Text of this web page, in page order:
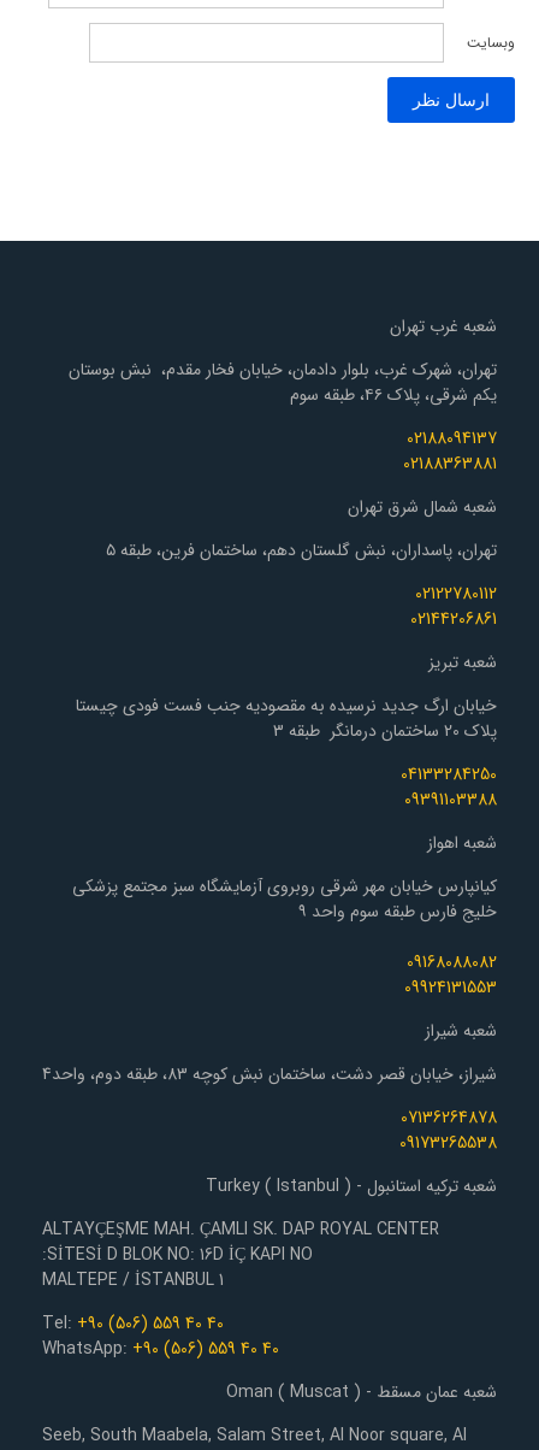
وبسایت
شعبه غرب تهران
تهران، شهرک غرب، بلوار دادمان، خیابان فخار مقدم، نبش بوستان
یکم شرقی، پلاک ۴۶، طبقه سوم
02188094137
02188363881
شعبه شمال شرق تهران
تهران، پاسداران، نبش گلستان دهم، ساختمان فرین، طبقه ۵
02122780112
02144206861
شعبه تبریز
خیابان ارگ جدید نرسیده به مقصودیه جنب فست فودی چیستا
پلاک 20 ساختمان درمانگر طبقه 3
04133284250
09391103388
شعبه اهواز
کیانپارس خیابان مهر شرقی روبروی آزمایشگاه سبز مجتمع پزشکی
خلیج فارس طبقه سوم واحد ۹
09168088082
09924131553
شعبه شیراز
شیراز، خیابان قصر دشت، ساختمان نبش کوچه 83، طبقه دوم، واحد4
07136264878
09173265538
شعبه ترکیه استانبول - Turkey ( Istanbul )
ALTAYÇEŞME MAH. ÇAMLI SK. DAP ROYAL CENTER
SİTESİ D BLOK NO: 16D İÇ KAPI NO:
1 MALTEPE / İSTANBUL
Tel: +90 (506) 559 40 40
WhatsApp: +90 (506) 559 40 40
شعبه عمان مسقط - Oman ( Muscat )
Seeb, South Maabela, Salam Street, Al Noor square, Al